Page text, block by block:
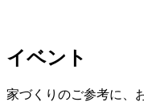
イベント
家づくりのご参考に、